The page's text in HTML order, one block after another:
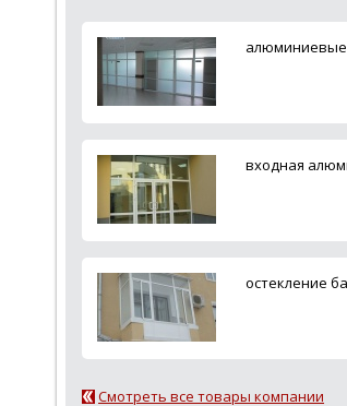
входная
остекление
Смотреть все товары компании